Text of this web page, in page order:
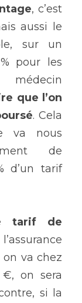
, c’est
aussi le
sur un
pour les
que l’on
. Cela
va nous
de
d’un tarif
tarif de
va chez
on sera
si la